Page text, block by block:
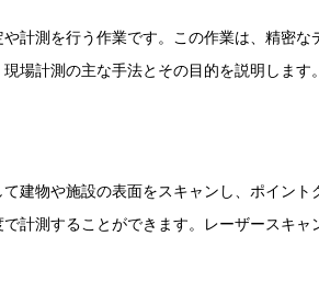
計測を行う作業です。この作業は、精密
場計測の主な手法とその目的を説明します。
建物や施設の表面をスキャンし、ポイン
計測することができます。レーザースキ